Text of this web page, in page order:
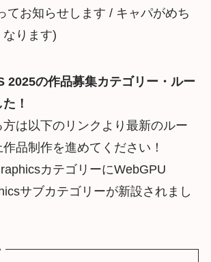
てお知らせします / キャパがめち
なります)
2025の作品募集カテゴリー・ルー
！
は以下のリンクより最新のルー
品制作を進めてください！
カテゴリーにWebGPU
サブカテゴリーが新設されまし